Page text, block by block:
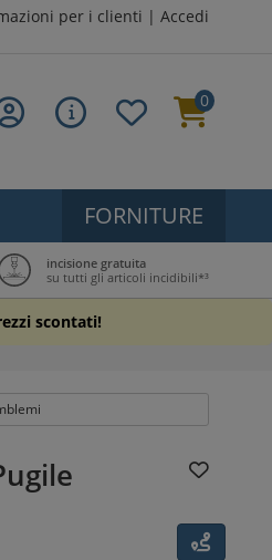
per i clienti | Accedi
0
FORNITURE
incisione gratuita
su tutti gli articoli incidibili*³
scontati!